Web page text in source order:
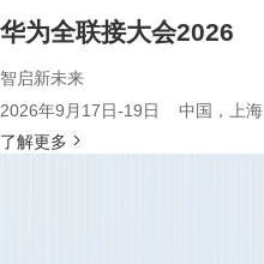
华为全联接大会2026
智启新未来
2026年9月17日-19日 中国，上海
了解更多